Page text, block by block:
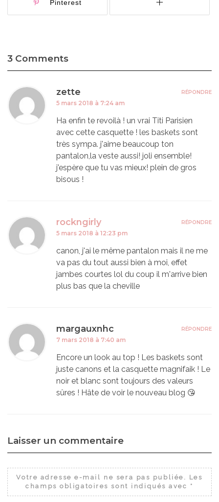
Pinterest
3 Comments
zette
5 mars 2018 à 7:24 am
Ha enfin te revoilà ! un vrai Titi Parisien
avec cette casquette ! les baskets sont
très sympa. j'aime beaucoup ton
pantalon,la veste aussi! joli ensemble!
j'espère que tu vas mieux! plein de gros
bisous !
RÉPONDRE
rockngirly
5 mars 2018 à 12:23 pm
canon, j'ai le même pantalon mais il ne me
va pas du tout aussi bien à moi, effet
jambes courtes lol du coup il m'arrive bien
plus bas que la cheville
RÉPONDRE
margauxnhc
7 mars 2018 à 7:40 am
Encore un look au top ! Les baskets sont
juste canons et la casquette magnifaik ! Le
noir et blanc sont toujours des valeurs
sûres ! Hâte de voir le nouveau blog 😘
RÉPONDRE
Laisser un commentaire
Votre adresse e-mail ne sera pas publiée.
Les
champs obligatoires sont indiqués avec *